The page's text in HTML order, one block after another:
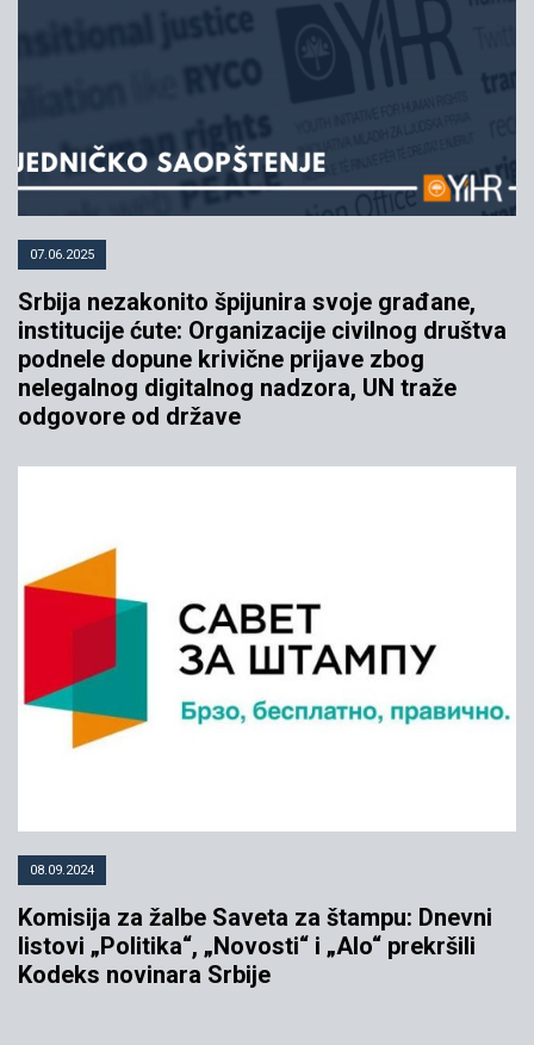
07.06.2025
Srbija nezakonito špijunira svoje građane,
institucije ćute: Organizacije civilnog društva
podnele dopune krivične prijave zbog
nelegalnog digitalnog nadzora, UN traže
odgovore od države
08.09.2024
Komisija za žalbe Saveta za štampu: Dnevni
listovi „Politika“, „Novosti“ i „Alo“ prekršili
Kodeks novinara Srbije